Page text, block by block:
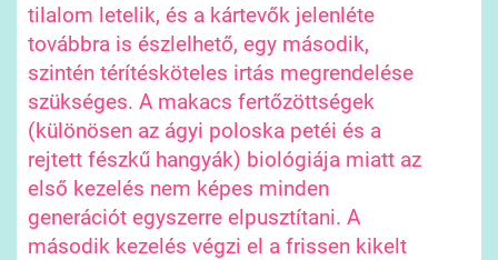
tilalom letelik, és a kártevők jelenléte
továbbra is észlelhető, egy második,
szintén térítésköteles irtás megrendelése
szükséges. A makacs fertőzöttségek
(különösen az ágyi poloska petéi és a
rejtett fészkű hangyák) biológiája miatt az
első kezelés nem képes minden
generációt egyszerre elpusztítani. A
második kezelés végzi el a frissen kikelt